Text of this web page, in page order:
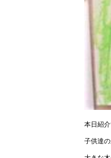
本日紹
子供達